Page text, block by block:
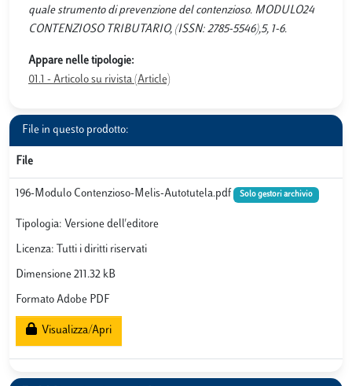
quale strumento di prevenzione del contenzioso. MODULO24
CONTENZIOSO TRIBUTARIO, (ISSN: 2785-5546),5, 1-6.
Appare nelle tipologie:
01.1 - Articolo su rivista (Article)
File in questo prodotto:
File
196-Modulo Contenzioso-Melis-Autotutela.pdf Solo gestori archivio
Tipologia: Versione dell'editore
Licenza: Tutti i diritti riservati
Dimensione 211.32 kB
Formato Adobe PDF
Visualizza/Apri